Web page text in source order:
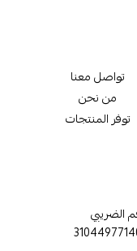
تواصل معنا
من نحن
توفر المنتجات
الضريبي